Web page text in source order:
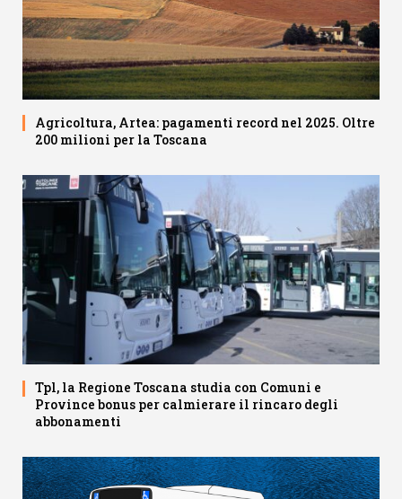
Agricoltura, Artea: pagamenti record nel 2025. Oltre
200 milioni per la Toscana
Tpl, la Regione Toscana studia con Comuni e
Province bonus per calmierare il rincaro degli
abbonamenti